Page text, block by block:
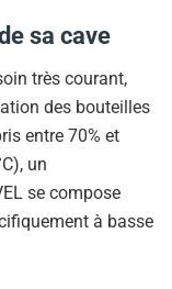
sa cave
très courant,
des bouteilles
entre 70% et
un
se compose
à basse